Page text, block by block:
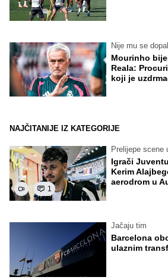
Nije mu se
Mourinho
Reala:
koji je
NAJČITANIJE IZ KATEGORIJE
1
Prelijepe scene
Igrači
Kerim
aerodrom u
Jačaju tim
Barcelona
ulaznim